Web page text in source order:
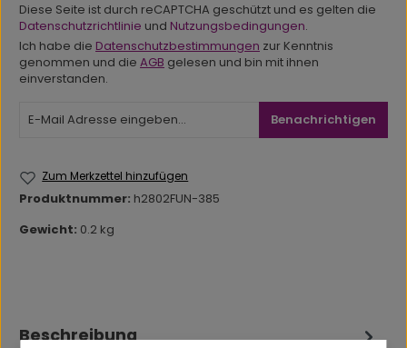
Diese Seite ist durch reCAPTCHA geschützt und es gelten die
Datenschutzrichtlinie und Nutzungsbedingungen.
Ich habe die Datenschutzbestimmungen zur Kenntnis
genommen und die AGB gelesen und bin mit ihnen
einverstanden.
Benachrichtigen
Zum Merkzettel hinzufügen
Produktnummer: h2802FUN-385
Gewicht: 0.2 kg
Beschreibung